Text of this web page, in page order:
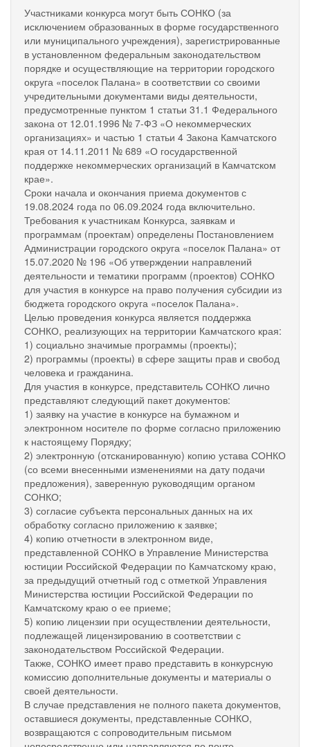
Участниками конкурса могут быть СОНКО (за
исключением образованных в форме государственного
или муниципального учреждения), зарегистрированные
в установленном федеральным законодательством
порядке и осуществляющие на территории городского
округа «поселок Палана» в соответствии со своими
учредительными документами виды деятельности,
предусмотренные пунктом 1 статьи 31.1 Федерального
закона от 12.01.1996 № 7-ФЗ «О некоммерческих
организациях» и частью 1 статьи 4 Закона Камчатского
края от 14.11.2011 № 689 «О государственной
поддержке некоммерческих организаций в Камчатском
крае».
Сроки начала и окончания приема документов с
19.08.2024 года по 06.09.2024 года включительно.
Требования к участникам Конкурса, заявкам и
программам (проектам) определены Постановлением
Администрации городского округа «поселок Палана» от
15.07.2020 № 196 «Об утверждении направлений
деятельности и тематики программ (проектов) СОНКО
для участия в конкурсе на право получения субсидии из
бюджета городского округа «поселок Палана».
Целью проведения конкурса является поддержка
СОНКО, реализующих на территории Камчатского края:
1) социально значимые программы (проекты);
2) программы (проекты) в сфере защиты прав и свобод
человека и гражданина.
Для участия в конкурсе, представитель СОНКО лично
представляют следующий пакет документов:
1) заявку на участие в конкурсе на бумажном и
электронном носителе по форме согласно приложению
к настоящему Порядку;
2) электронную (отсканированную) копию устава СОНКО
(со всеми внесенными изменениями на дату подачи
предложения), заверенную руководящим органом
СОНКО;
3) согласие субъекта персональных данных на их
обработку согласно приложению к заявке;
4) копию отчетности в электронном виде,
представленной СОНКО в Управление Министерства
юстиции Российской Федерации по Камчатскому краю,
за предыдущий отчетный год с отметкой Управления
Министерства юстиции Российской Федерации по
Камчатскому краю о ее приеме;
5) копию лицензии при осуществлении деятельности,
подлежащей лицензированию в соответствии с
законодательством Российской Федерации.
Также, СОНКО имеет право представить в конкурсную
комиссию дополнительные документы и материалы о
своей деятельности.
В случае представления не полного пакета документов,
оставшиеся документы, представленные СОНКО,
возвращаются с сопроводительным письмом